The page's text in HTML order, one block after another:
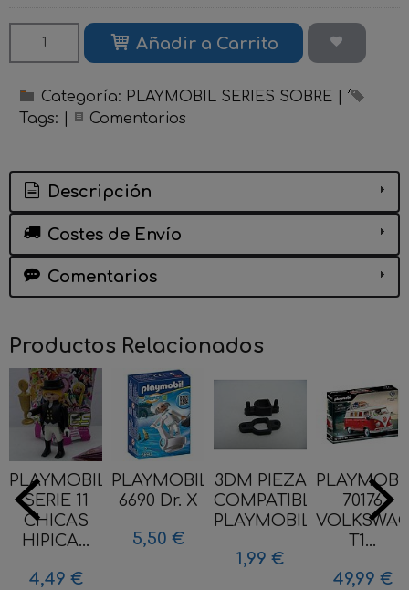
Añadir a Carrito
Categoría: PLAYMOBIL SERIES SOBRE
Tags:
Comentarios
Descripción
Costes de Envío
Comentarios
Productos Relacionados
PLAYMOBIL
SERIE 11
CHICAS
HIPICA...
4,49 €
PLAYMOBIL
6690 Dr. X
5,50 €
3DM PIEZA
COMPATIBLE
PLAYMOBIL...
1,99 €
70176
T1...
49,99 €